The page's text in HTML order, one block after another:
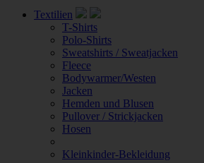
Textilien
T-Shirts
Polo-Shirts
Sweatshirts / Sweatjacken
Fleece
Bodywarmer/Westen
Jacken
Hemden und Blusen
Pullover / Strickjacken
Hosen
Kleinkinder-Bekleidung